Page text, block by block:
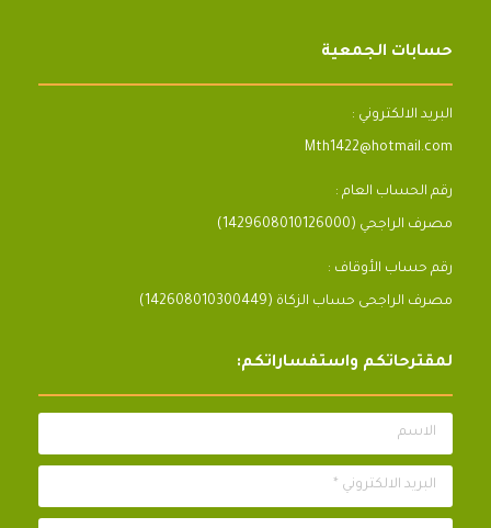
حسابات الجمعية
البريد الالكتروني :
Mth1422@hotmail.com
رقم الحساب العام :
مصرف الراجحي (1429608010126000)
رقم حساب الأوقاف :
مصرف الراجحى حساب الزكاة (142608010300449)
لمقترحاتكم واستفساراتكم:
الاسم
البريد الالكتروني *